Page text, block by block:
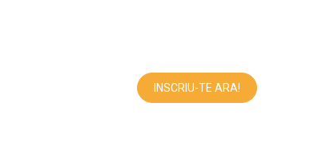
INSCRIU-TE ARA!